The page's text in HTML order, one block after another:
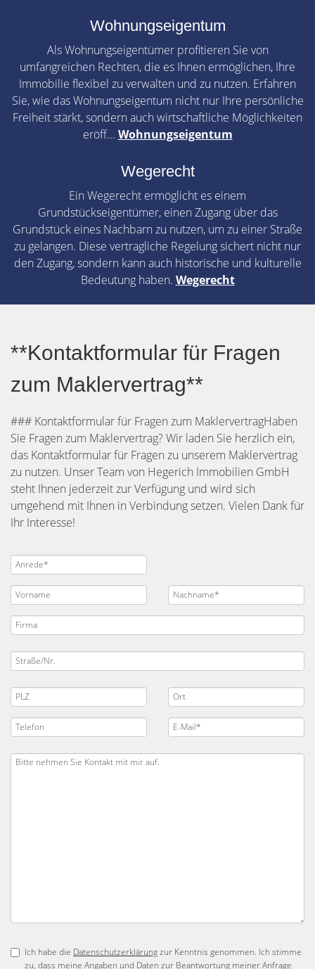
Wohnungseigentum
Als Wohnungseigentümer profitieren Sie von
umfangreichen Rechten, die es Ihnen ermöglichen, Ihre
Immobilie flexibel zu verwalten und zu nutzen. Erfahren
Sie, wie das Wohnungseigentum nicht nur Ihre persönliche
Freiheit stärkt, sondern auch wirtschaftliche Möglichkeiten
eröff... Wohnungseigentum
Wegerecht
Ein Wegerecht ermöglicht es einem
Grundstückseigentümer, einen Zugang über das
Grundstück eines Nachbarn zu nutzen, um zu einer Straße
zu gelangen. Diese vertragliche Regelung sichert nicht nur
den Zugang, sondern kann auch historische und kulturelle
Bedeutung haben. Wegerecht
**Kontaktformular für Fragen
zum Maklervertrag**
### Kontaktformular für Fragen zum MaklervertragHaben
Sie Fragen zum Maklervertrag? Wir laden Sie herzlich ein,
das Kontaktformular für Fragen zu unserem Maklervertrag
zu nutzen. Unser Team von Hegerich Immobilien GmbH
steht Ihnen jederzeit zur Verfügung und wird sich
umgehend mit Ihnen in Verbindung setzen. Vielen Dank für
Ihr Interesse!
Ich habe die Datenschutzerklärungzur Kenntnis genommen. Ich stimme
zu, dass meine Angaben und Daten zur Beantwortung meiner Anfrage